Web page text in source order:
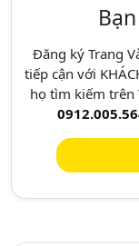
Đăng ký Trang
tiếp cận với
họ tìm kiếm trên